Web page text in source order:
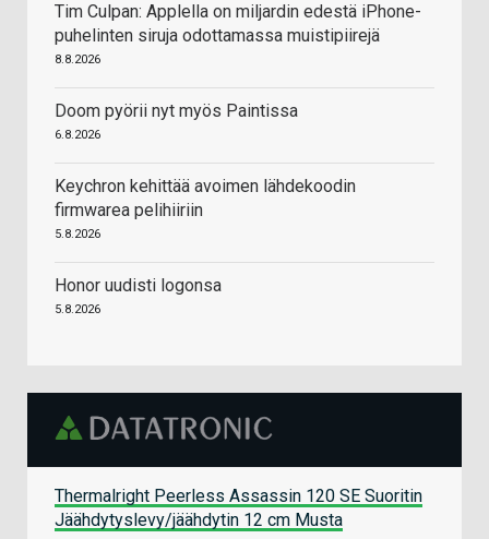
Tim Culpan: Applella on miljardin edestä iPhone-
puhelinten siruja odottamassa muistipiirejä
8.8.2026
Doom pyörii nyt myös Paintissa
6.8.2026
Keychron kehittää avoimen lähdekoodin
firmwarea pelihiiriin
5.8.2026
Honor uudisti logonsa
5.8.2026
Thermalright Peerless Assassin 120 SE Suoritin
Jäähdytyslevy/jäähdytin 12 cm Musta